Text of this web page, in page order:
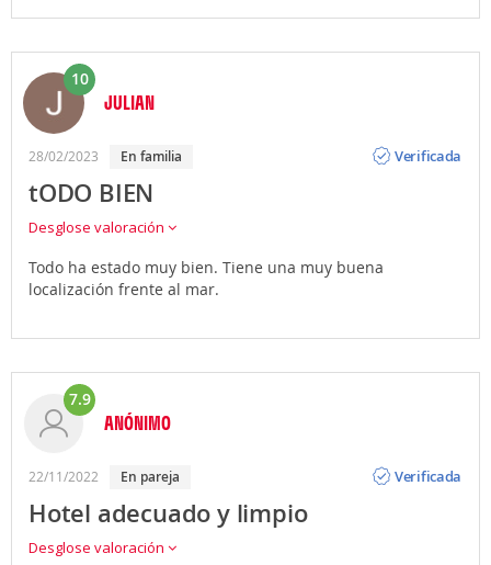
10
JULIAN
28/02/2023 En familia
Verificada
tODO BIEN
Desglose valoración
Todo ha estado muy bien. Tiene una muy buena
localización frente al mar.
7.9
ANÓNIMO
22/11/2022 En pareja
Verificada
Hotel adecuado y limpio
Desglose valoración